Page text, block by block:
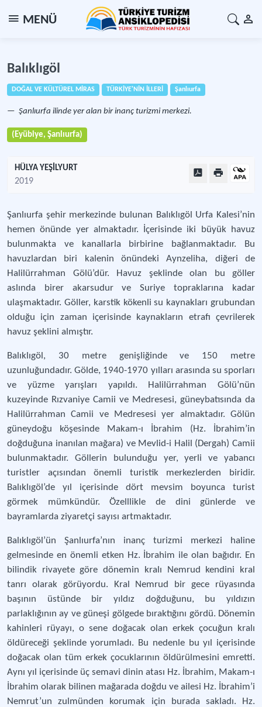
MENÜ
Balıklıgöl
DOĞAL VE KÜLTÜREL MİRAS TÜRKİYE'NİN İLLERİ Şanlıurfa
Şanlıurfa ilinde yer alan bir inanç turizmi merkezi.
(Eyübiye, Şanlıurfa)
HÜLYA YEŞİLYURT
2019
Şanlıurfa şehir merkezinde bulunan Balıklıgöl Urfa Kalesi’nin
hemen önünde yer almaktadır. İçerisinde iki büyük havuz
bulunmakta ve kanallarla birbirine bağlanmaktadır. Bu
havuzlardan biri kalenin önündeki Aynzeliha, diğeri de
Halilürrahman Gölü’dür. Havuz şeklinde olan bu göller
aslında birer akarsudur ve Suriye topraklarına kadar
ulaşmaktadır. Göller, karstik kökenli su kaynakları grubundan
olduğu için zaman içerisinde kaynakların etrafı çevrilerek
havuz şeklini almıştır.
Balıklıgöl, 30 metre genişliğinde ve 150 metre
uzunluğundadır. Gölde, 1940-1970 yılları arasında su sporları
ve yüzme yarışları yapıldı. Halilürrahman Gölü’nün
kuzeyinde Rızvaniye Camii ve Medresesi, güneybatısında da
Halilürrahman Camii ve Medresesi yer almaktadır. Gölün
güneydoğu köşesinde Makam-ı İbrahim (Hz. İbrahim’in
doğduğuna inanılan mağara) ve Mevlid-i Halil (Dergah) Camii
bulunmaktadır. Göllerin bulunduğu yer, yerli ve yabancı
turistler açısından önemli turistik merkezlerden biridir.
Balıklıgöl’de yıl içerisinde dört mevsim boyunca turist
görmek mümkündür. Özelllikle de dini günlerde ve
bayramlarda ziyaretçi sayısı artmaktadır.
Balıklıgöl’ün Şanlıurfa’nın inanç turizmi merkezi haline
gelmesinde en önemli etken Hz. İbrahim ile olan bağıdır. En
bilindik rivayete göre dönemin kralı Nemrud kendini kral
tanrı olarak görüyordu. Kral Nemrud bir gece rüyasında
başının üstünde bir yıldız doğduğunu, bu yıldızın
parlaklığının ay ve güneşi gölgede bıraktığını gördü. Dönemin
kahinleri rüyayı, o sene doğacak olan erkek çocuğun kralı
öldüreceği şeklinde yorumladı. Bu nedenle bu yıl içerisinde
doğacak olan tüm erkek çocuklarının öldürülmesini emretti.
Aynı yıl içerisinde üç semavi dinin atası Hz. İbrahim, Makam-ı
İbrahim olarak bilinen mağarada doğdu ve ailesi Hz. İbrahim’i
Nemrut’un zulmünden korumak için burada sakladı. Hz.